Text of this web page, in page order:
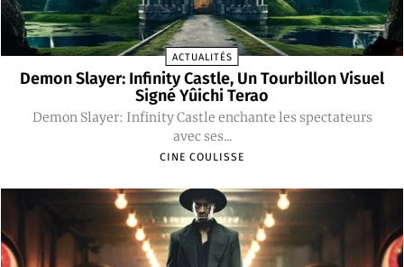
ACTUALITÉS
Demon Slayer: Infinity Castle, Un Tourbillon Visuel
Signé Yûichi Terao
Demon Slayer: Infinity Castle enchante les spectateurs
avec ses...
CINE COULISSE